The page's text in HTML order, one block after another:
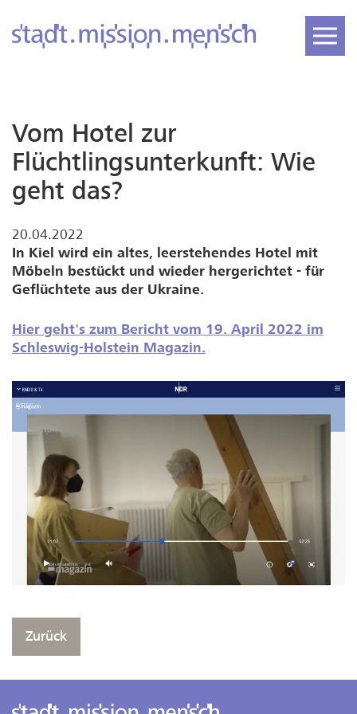
Vom Hotel zur
Flüchtlingsunterkunft: Wie
geht das?
20.04.2022
In Kiel wird ein altes, leerstehendes Hotel mit
Möbeln bestückt und wieder hergerichtet - für
Geflüchtete aus der Ukraine.
Hier geht's zum Bericht vom 19. April 2022 im
Schleswig-Holstein Magazin.
Zurück